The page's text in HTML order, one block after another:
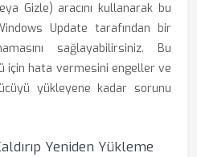
Gizle) aracını kullanarak bu
Update tarafından bir
sağlayabilirsiniz. Bu
için hata vermesini engeller ve
yükleyene kadar sorunu
Yeniden Yükleme